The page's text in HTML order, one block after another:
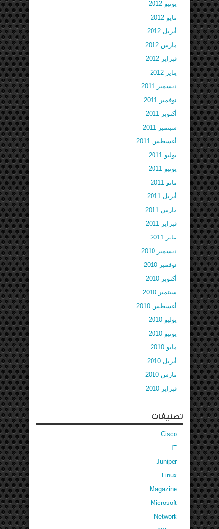
يونيو 2012
مايو 2012
أبريل 2012
مارس 2012
فبراير 2012
يناير 2012
ديسمبر 2011
نوفمبر 2011
أكتوبر 2011
سبتمبر 2011
أغسطس 2011
يوليو 2011
يونيو 2011
مايو 2011
أبريل 2011
مارس 2011
فبراير 2011
يناير 2011
ديسمبر 2010
نوفمبر 2010
أكتوبر 2010
سبتمبر 2010
أغسطس 2010
يوليو 2010
يونيو 2010
مايو 2010
أبريل 2010
مارس 2010
فبراير 2010
تصنيفات
Cisco
IT
Juniper
Linux
Magazine
Microsoft
Network